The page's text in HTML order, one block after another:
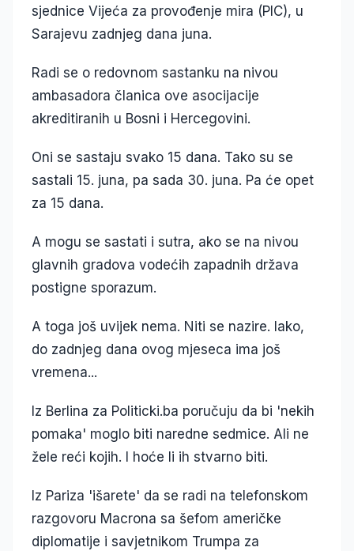
sjednice Vijeća za provođenje mira (PIC), u
Sarajevu zadnjeg dana juna.
Radi se o redovnom sastanku na nivou
ambasadora članica ove asocijacije
akreditiranih u Bosni i Hercegovini.
Oni se sastaju svako 15 dana. Tako su se
sastali 15. juna, pa sada 30. juna. Pa će opet
za 15 dana.
A mogu se sastati i sutra, ako se na nivou
glavnih gradova vodećih zapadnih država
postigne sporazum.
A toga još uvijek nema. Niti se nazire. Iako,
do zadnjeg dana ovog mjeseca ima još
vremena...
Iz Berlina za Politicki.ba poručuju da bi 'nekih
pomaka' moglo biti naredne sedmice. Ali ne
žele reći kojih. I hoće li ih stvarno biti.
Iz Pariza 'išarete' da se radi na telefonskom
razgovoru Macrona sa šefom američke
diplomatije i savjetnikom Trumpa za